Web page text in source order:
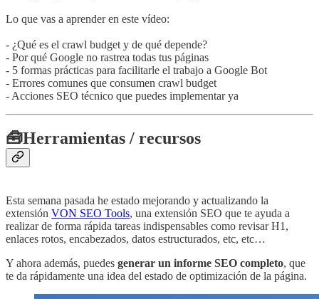
Lo que vas a aprender en este vídeo:
- ¿Qué es el crawl budget y de qué depende?
- Por qué Google no rastrea todas tus páginas
- 5 formas prácticas para facilitarle el trabajo a Google Bot
- Errores comunes que consumen crawl budget
- Acciones SEO técnico que puedes implementar ya
🧰Herramientas / recursos
Esta semana pasada he estado mejorando y actualizando la
extensión VON SEO Tools, una extensión SEO que te ayuda a
realizar de forma rápida tareas indispensables como revisar H1,
enlaces rotos, encabezados, datos estructurados, etc, etc…
Y ahora además, puedes generar un informe SEO completo, que
te da rápidamente una idea del estado de optimización de la página.